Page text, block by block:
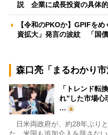
説 企業に成長投資の具体
【令和のPKOか】GPIFを
資拡大」発言の波紋 「国
森口亮「まるわかり市
「トレンド転
れ”した市場心
…
日米両政府が、約28年ぶり